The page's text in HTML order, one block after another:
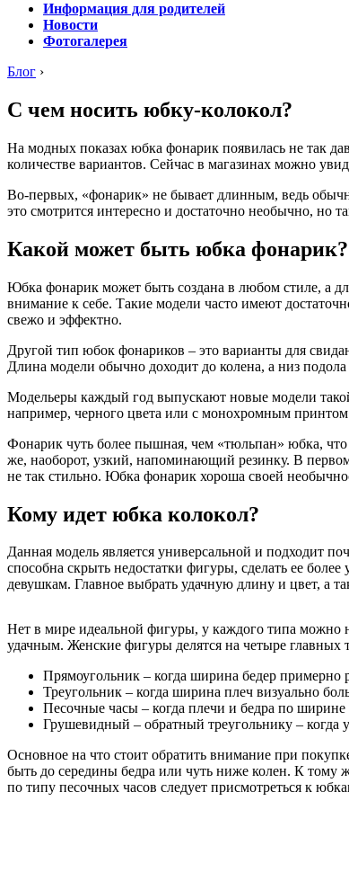
Информация для родителей
Новости
Фотогалерея
Блог ›
С чем носить юбку-колокол?
На модных показах юбка фонарик появилась не так
количестве вариантов. Сейчас в магазинах можно
Во-первых, «фонарик» не бывает длинным, ведь
это смотрится интересно и достаточно необычно, но
Какой может быть юбка фонарик?
Юбка фонарик может быть создана в любом стиле, а
внимание к себе. Такие модели часто имеют
свежо и эффектно.
Другой тип юбок фонариков – это варианты для
Длина модели обычно доходит до колена, а низ
Модельеры каждый год выпускают новые модели
например, черного цвета или с монохромным
Фонарик чуть более пышная, чем «тюльпан» юбка,
же, наоборот, узкий, напоминающий резинку. В первом
не так стильно. Юбка фонарик хороша своей
Кому идет юбка колокол?
Данная модель является универсальной и подходит
способна скрыть недостатки фигуры, сделать ее
девушкам. Главное выбрать удачную длину и цвет, а
Нет в мире идеальной фигуры, у каждого типа можно
удачным. Женские фигуры делятся на четыре главных
Прямоугольник – когда ширина бедер примерно
Треугольник – когда ширина плеч визуально
Песочные часы – когда плечи и бедра по
Грушевидный – обратный треугольнику –
Основное на что стоит обратить внимание при
быть до середины бедра или чуть ниже колен. К
по типу песочных часов следует присмотреться к